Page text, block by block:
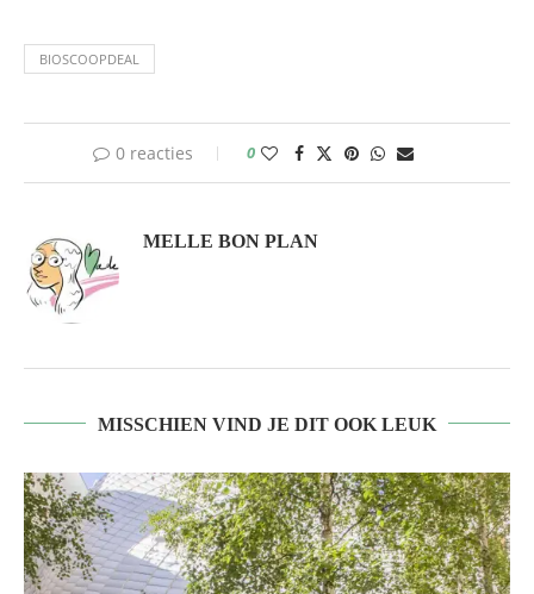
BIOSCOOPDEAL
0 reacties 0
MELLE BON PLAN
MISSCHIEN VIND JE DIT OOK LEUK